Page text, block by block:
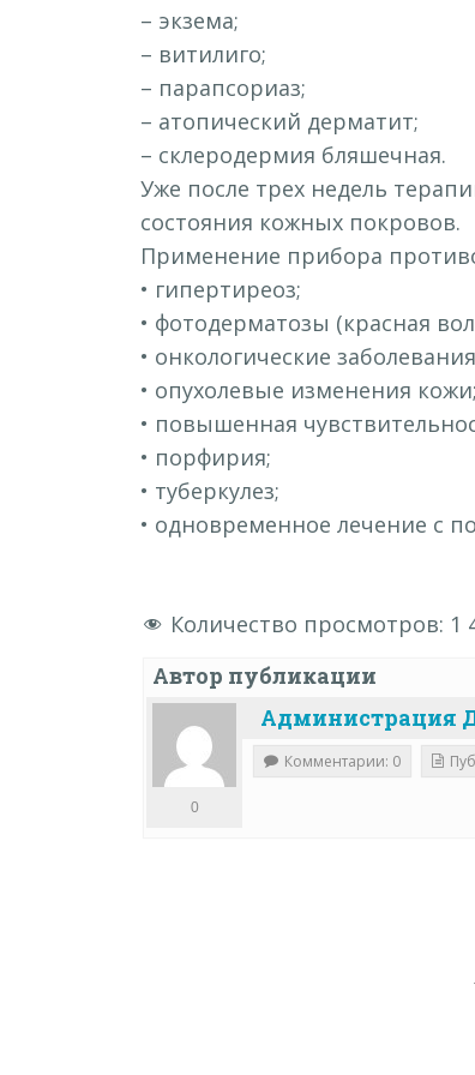
– экзема;
– витилиго;
– парапсориаз;
– атопический дерматит;
– склеродермия бляшечная.
Уже после трех недель
состояния кожных покровов.
Применение прибора
• гипертиреоз;
• фотодерматозы (красная
• онкологические
• опухолевые изменения кожи;
• повышенная
• порфирия;
• туберкулез;
• одновременное лечение с
Количество просмотров: 1
Автор публикации
Администрация
0
Комментарии: 0